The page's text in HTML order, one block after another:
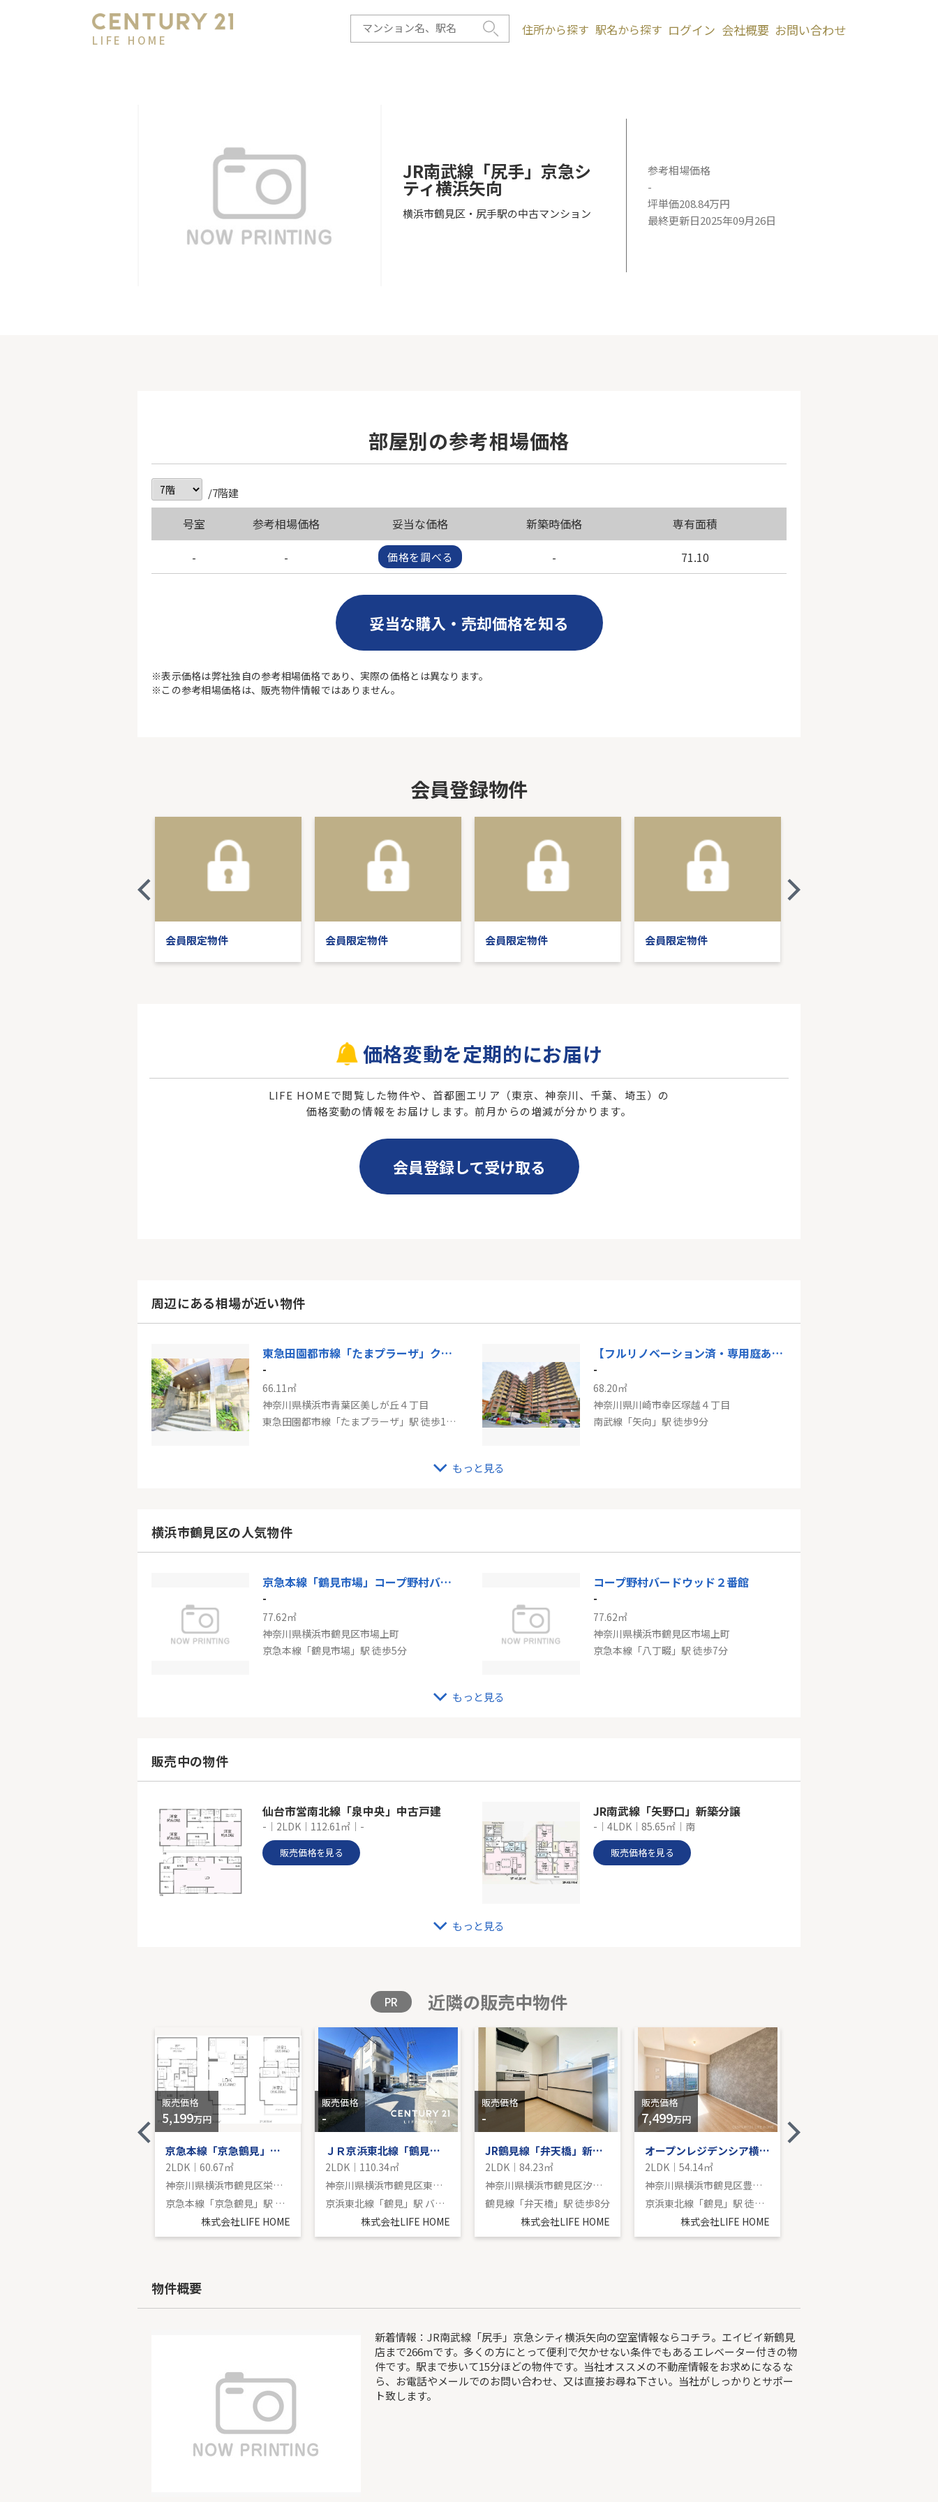
LIFE HOME
住所から探す 駅名から探す ログイン 会社概要 お問い合わせ
JR南武線「尻手」京急シ
ティ横浜矢向
横浜市鶴見区・尻手駅の中古マンション
参考相場価格
-
坪単価208.84万円
最終更新日2025年09月26日
部屋別の参考相場価格
/7階建
号室 参考相場価格 妥当な価格 新築時価格
専有面積
-
- 価格を調べる - 71.10
妥当な購入・売却価格を知る
※表示価格は弊社独自の参考相場価格であり、実際の価格とは異なります。
※この参考相場価格は、販売物件情報ではありません。
会員登録物件
会員限定物件 会員限定物件 会員限定物件 会員限定物件
価格変動を定期的にお届け
LIFE HOMEで閲覧した物件や、首都圏エリア（東京、神奈川、千葉、埼玉）の
価格変動の情報をお届けします。前月からの増減が分かります。
会員登録して受け取る
周辺にある相場が近い物件
東急田園都市線「たまプラーザ」クレッセントたまプラーザ
-
66.11㎡
神奈川県横浜市青葉区美しが丘４丁目
東急田園都市線「たまプラーザ」駅 徒歩14分
【フルリノベーション済・専用庭あり】ヴィルヌーブ・ガーデンズ川崎
-
68.20㎡
神奈川県川崎市幸区塚越４丁目
南武線「矢向」駅 徒歩9分
神奈川県川崎市川崎区四谷上町
京急大師線「東門前」駅 徒歩17分
もっと見る
横浜市鶴見区の人気物件
京急本線「鶴見市場」コープ野村バードウッド鶴見3番館
-
77.62㎡
神奈川県横浜市鶴見区市場上町
京急本線「鶴見市場」駅 徒歩5分
コープ野村バードウッド２番館
-
77.62㎡
神奈川県横浜市鶴見区市場上町
京急本線「八丁畷」駅 徒歩7分
もっと見る
販売中の物件
仙台市営南北線「泉中央」中古戸建
-｜2LDK｜112.61㎡｜-
販売価格を見る
JR南武線「矢野口」新築分譲
-｜4LDK｜85.65㎡｜南
販売価格を見る
東急田園都市線「宮前平」中古戸建 もっと見る
PR 近隣の販売中物件
販売価格
5,199万円
京急本線「京急鶴見」中古戸建
2LDK｜60.67㎡
神奈川県横浜市鶴見区栄町通１丁目
京急本線「京急鶴見」駅 徒歩15分
株式会社LIFE HOME
販売価格
-
ＪＲ京浜東北線「鶴見」中古戸建
2LDK｜110.34㎡
神奈川県横浜市鶴見区東寺尾２丁目
京浜東北線「鶴見」駅 バス13分 「宝蔵院前」 停歩1分
株式会社LIFE HOME
販売価格
-
JR鶴見線「弁天橋」新築戸建て
2LDK｜84.23㎡
神奈川県横浜市鶴見区汐入町３丁目
鶴見線「弁天橋」駅 徒歩8分
株式会社LIFE HOME
販売価格
7,499万円
オープンレジデンシア横浜鶴見
2LDK｜54.14㎡
神奈川県横浜市鶴見区豊岡町
京浜東北線「鶴見」駅 徒歩3分
株式会社LIFE HOME
物件概要
新着情報：JR南武線「尻手」京急シティ横浜矢向の空室情報ならコチラ。エイビイ新鶴見
店まで266mです。多くの方にとって便利で欠かせない条件でもあるエレベーター付きの物
件です。駅まで歩いて15分ほどの物件です。当社オススメの不動産情報をお求めになるな
ら、お電話やメールでのお問い合わせ、又は直接お尋ね下さい。当社がしっかりとサポー
ト致します。